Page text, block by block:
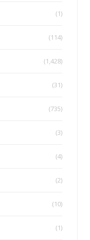
(1)
(114)
(1,428)
(31)
(735)
(3)
(4)
(2)
(10)
(1)